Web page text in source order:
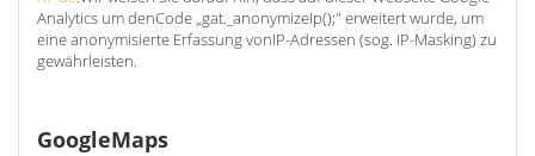
Analytics um denCode „gat._anonymizeIp();" erweitert wurde, um
eine anonymisierte Erfassung vonIP-Adressen (sog. IP-Masking) zu
gewährleisten.
GoogleMaps